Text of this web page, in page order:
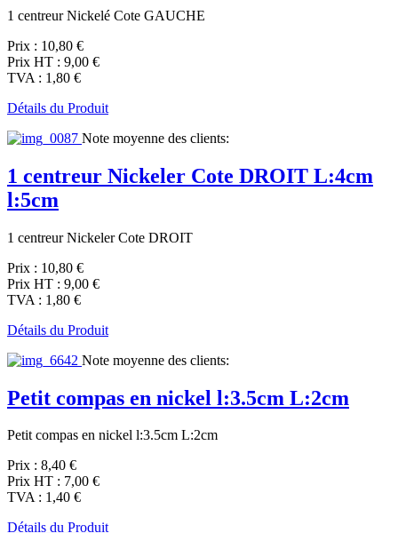
1 centreur Nickelé Cote GAUCHE
Prix : 10,80 €
Prix HT : 9,00 €
TVA : 1,80 €
Détails du Produit
Note moyenne des clients:
1 centreur Nickeler Cote DROIT L:4cm
l:5cm
1 centreur Nickeler Cote DROIT
Prix : 10,80 €
Prix HT : 9,00 €
TVA : 1,80 €
Détails du Produit
Note moyenne des clients:
Petit compas en nickel l:3.5cm L:2cm
Petit compas en nickel l:3.5cm L:2cm
Prix : 8,40 €
Prix HT : 7,00 €
TVA : 1,40 €
Détails du Produit